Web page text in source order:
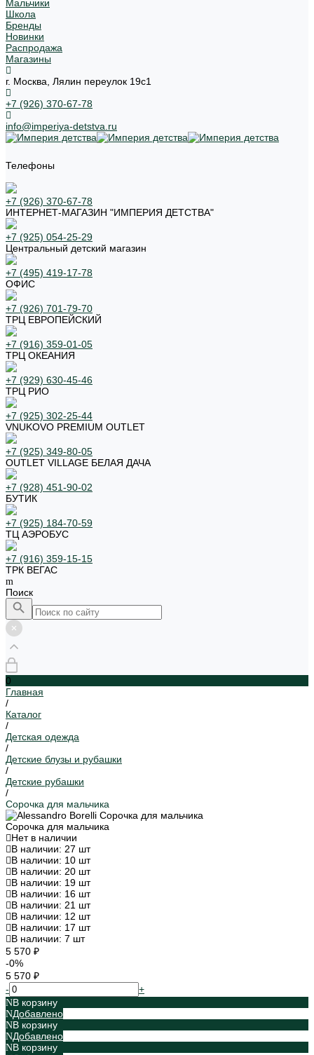
Мальчики
Школа
Бренды
Новинки
Распродажа
Магазины
г. Москва, Лялин переулок 19с1
+7 (926) 370-67-78
info@imperiya-detstva.ru
Телефоны
+7 (926) 370-67-78
ИНТЕРНЕТ-МАГАЗИН "ИМПЕРИЯ ДЕТСТВА"
+7 (925) 054-25-29
Центральный детский магазин
+7 (495) 419-17-78
ОФИС
+7 (926) 701-79-70
ТРЦ ЕВРОПЕЙСКИЙ
+7 (916) 359-01-05
ТРЦ ОКЕАНИЯ
+7 (929) 630-45-46
ТРЦ РИО
+7 (925) 302-25-44
VNUKOVO PREMIUM OUTLET
+7 (925) 349-80-05
OUTLET VILLAGE БЕЛАЯ ДАЧА
+7 (928) 451-90-02
БУТИК
+7 (925) 184-70-59
ТЦ АЭРОБУС
+7 (916) 359-15-15
ТРК ВЕГАС
Поиск
0
Главная
/
Каталог
/
Детская одежда
/
Детские блузы и рубашки
/
Детские рубашки
/
Сорочка для мальчика
Сорочка для мальчика
Нет в наличии
В наличии: 27 шт
В наличии: 10 шт
В наличии: 20 шт
В наличии: 19 шт
В наличии: 16 шт
В наличии: 21 шт
В наличии: 12 шт
В наличии: 17 шт
В наличии: 7 шт
5 570 ₽
-0%
5 570 ₽
-
+
В корзину
Добавлено
В корзину
Добавлено
В корзину